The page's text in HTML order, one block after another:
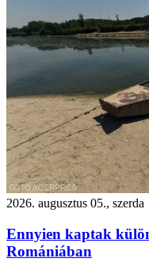
2026. augusztus 05., szerda
Ennyien kaptak
Romániában